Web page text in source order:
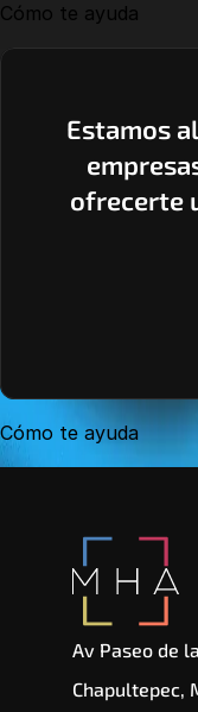
Cómo te ayuda
Estamos
ofrecerte
Cómo te ayuda
Av Paseo de
Chapultepec,